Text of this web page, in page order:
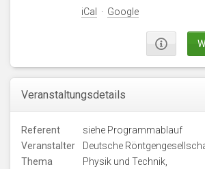
iCal
· Google
Veranstaltungsdetails
Referent
siehe Programmablauf
Veranstalter
Deutsche
Thema
Physik und Technik,